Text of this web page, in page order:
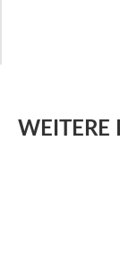
WEITERE